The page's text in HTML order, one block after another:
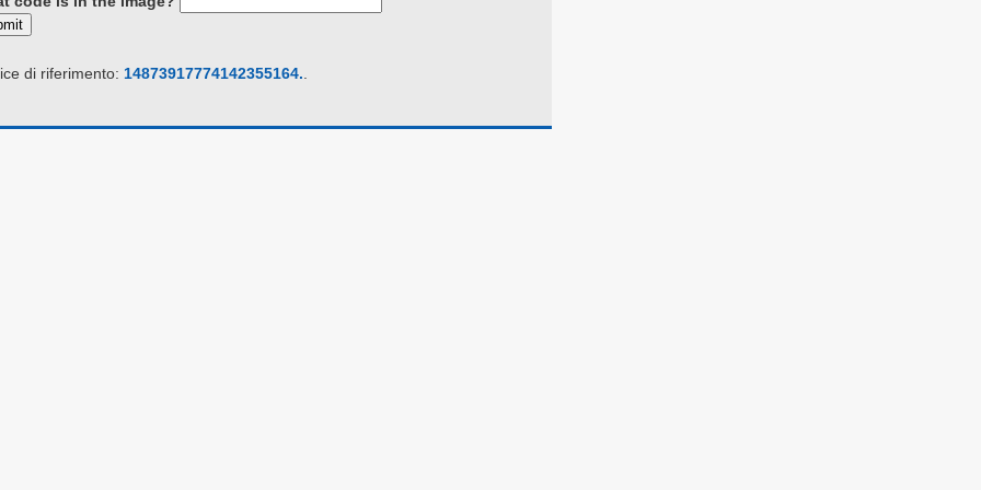
di riferimento: 14873917774142355164.